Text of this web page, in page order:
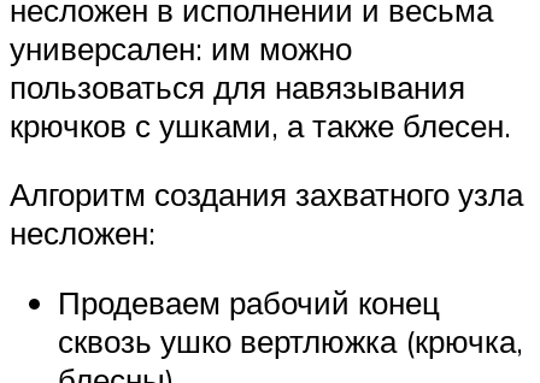
несложен в исполнении и весьма
универсален: им можно
пользоваться для навязывания
крючков с ушками, а также блесен.
Алгоритм создания захватного узла
несложен:
Продеваем рабочий конец
сквозь ушко вертлюжка (крючка,